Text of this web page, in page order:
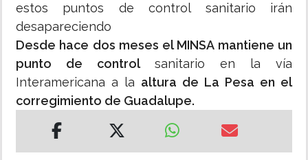
estos puntos de control sanitario irán
desapareciendo
Desde hace dos meses el MINSA mantiene un
punto de control sanitario en la vía
Interamericana a la altura de La Pesa en el
corregimiento de Guadalupe.